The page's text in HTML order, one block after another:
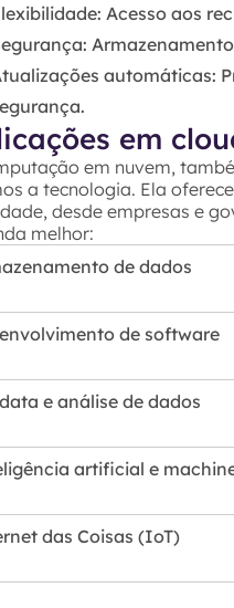
Acesso aos
automáticas:
em
em nuvem,
a tecnologia. Ela
desde empresas e
melhor:
de dados
de software
e análise de dados
artificial e
das Coisas (IoT)